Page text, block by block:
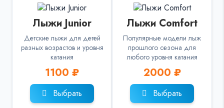
Лыжи Junior
Детские лыжи для детей
разных возрастов и уровня
катания
1100 ₽
Выбрать
Лыжи Comfort
Популярные модели лыж
прошлого сезона для
любого уровня катания
2000 ₽
Выбрать